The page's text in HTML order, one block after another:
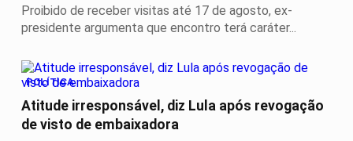
Proibido de receber visitas até 17 de agosto, ex-
presidente argumenta que encontro terá caráter...
POLÍTICA
Atitude irresponsável, diz Lula após revogação
de visto de embaixadora